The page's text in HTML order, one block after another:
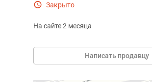
Закрыто
На сайте 2 месяца
Написать продавцу